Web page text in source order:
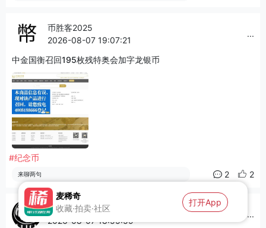
币胜客2025
2026-08-07 19:07:21
...
中金国衡召回195枚残特奥会加字龙银币
#纪念币
来聊两句 2 2
1809598****
2026-08-07 18:55:59
...
麦稀奇
收藏·拍卖·社区
打开App